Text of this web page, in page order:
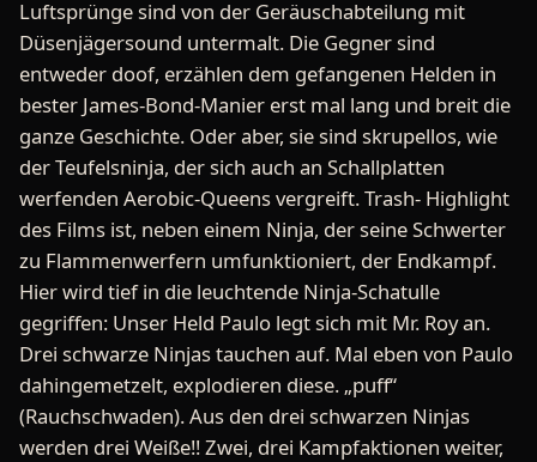
Luftsprünge sind von der Geräuschabteilung mit
Düsenjägersound untermalt. Die Gegner sind
entweder doof, erzählen dem gefangenen Helden in
bester James-Bond-Manier erst mal lang und breit die
ganze Geschichte. Oder aber, sie sind skrupellos, wie
der Teufelsninja, der sich auch an Schallplatten
werfenden Aerobic-Queens vergreift. Trash- Highlight
des Films ist, neben einem Ninja, der seine Schwerter
zu Flammenwerfern umfunktioniert, der Endkampf.
Hier wird tief in die leuchtende Ninja-Schatulle
gegriffen: Unser Held Paulo legt sich mit Mr. Roy an.
Drei schwarze Ninjas tauchen auf. Mal eben von Paulo
dahingemetzelt, explodieren diese. „puff“
(Rauchschwaden). Aus den drei schwarzen Ninjas
werden drei Weiße!! Zwei, drei Kampfaktionen weiter,